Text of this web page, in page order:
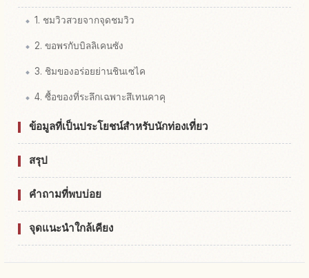
1. ชมวิวสวยจากจุดชมวิว
2. ขอพรกับบิลลิเคนซัง
3. ชิมของอร่อยย่านชินเซไค
4. ซื้อของที่ระลึกเฉพาะสึเทนคาคุ
ข้อมูลที่เป็นประโยชน์สำหรับนักท่องเที่ยว
สรุป
คำถามที่พบบ่อย
จุดแนะนำใกล้เคียง